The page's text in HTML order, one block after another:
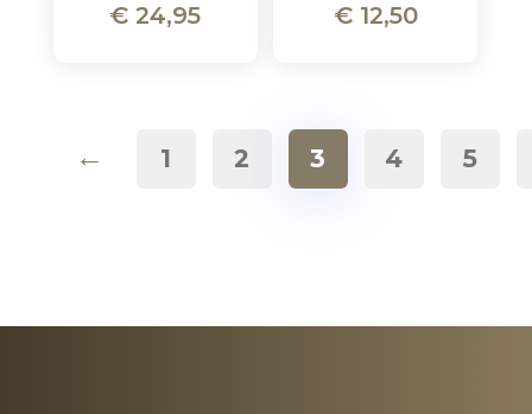
€ 24,95 €12,50
← 1 2 3 4 5